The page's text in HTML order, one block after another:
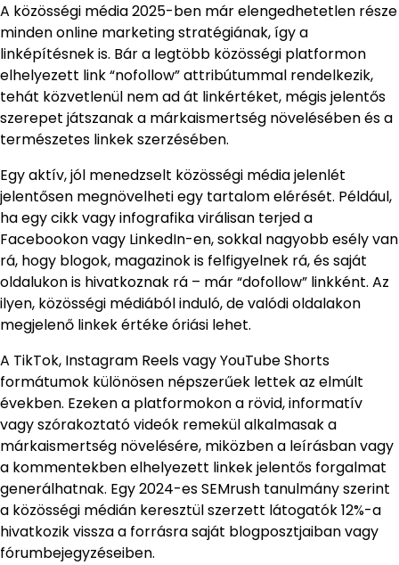
A közösségi média 2025-ben már elengedhetetlen része
minden online marketing stratégiának, így a
linképítésnek is. Bár a legtöbb közösségi platformon
elhelyezett link “nofollow” attribútummal rendelkezik,
tehát közvetlenül nem ad át linkértéket, mégis jelentős
szerepet játszanak a márkaismertség növelésében és a
természetes linkek szerzésében.
Egy aktív, jól menedzselt közösségi média jelenlét
jelentősen megnövelheti egy tartalom elérését. Például,
ha egy cikk vagy infografika virálisan terjed a
Facebookon vagy LinkedIn-en, sokkal nagyobb esély van
rá, hogy blogok, magazinok is felfigyelnek rá, és saját
oldalukon is hivatkoznak rá – már “dofollow” linkként. Az
ilyen, közösségi médiából induló, de valódi oldalakon
megjelenő linkek értéke óriási lehet.
A TikTok, Instagram Reels vagy YouTube Shorts
formátumok különösen népszerűek lettek az elmúlt
években. Ezeken a platformokon a rövid, informatív
vagy szórakoztató videók remekül alkalmasak a
márkaismertség növelésére, miközben a leírásban vagy
a kommentekben elhelyezett linkek jelentős forgalmat
generálhatnak. Egy 2024-es SEMrush tanulmány szerint
a közösségi médián keresztül szerzett látogatók 12%-a
hivatkozik vissza a forrásra saját blogposztjaiban vagy
fórumbejegyzéseiben.